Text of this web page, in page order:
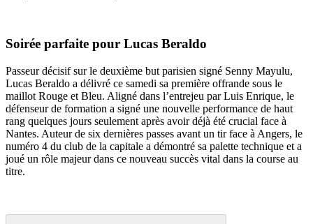
Soirée parfaite pour Lucas Beraldo
Passeur décisif sur le deuxième but parisien signé Senny Mayulu,
Lucas Beraldo a délivré ce samedi sa première offrande sous le
maillot Rouge et Bleu. Aligné dans l’entrejeu par Luis Enrique, le
défenseur de formation a signé une nouvelle performance de haut
rang quelques jours seulement après avoir déjà été crucial face à
Nantes. Auteur de six dernières passes avant un tir face à Angers, le
numéro 4 du club de la capitale a démontré sa palette technique et a
joué un rôle majeur dans ce nouveau succès vital dans la course au
titre.